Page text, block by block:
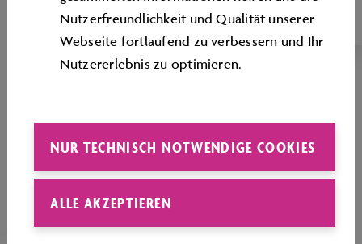
Volkswagen ID. bei uns ab.
Nutzerfreundlichkeit und Qualität unserer
Webseite fortlaufend zu verbessern und Ihr
Nutzererlebnis zu optimieren.
NUR TECHNISCH NOTWENDIGE COOKIES
ALLE AKZEPTIEREN